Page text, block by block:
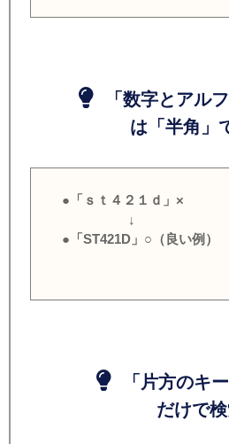
「数字とアルフ
は「半角」
●「ｓｔ４２１ｄ」×
↓
●「ST421D」○（良い例）
「片方のキー
だけで検